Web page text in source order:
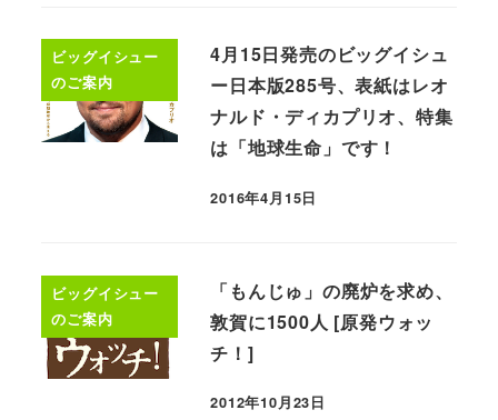
ビッグイシュー
のご案内
4月15日発売のビッグイシュ
ー日本版285号、表紙はレオ
ナルド・ディカプリオ、特集
は「地球生命」です！
2016年4月15日
ビッグイシュー
のご案内
「もんじゅ」の廃炉を求め、
敦賀に1500人 [原発ウォッ
チ！]
2012年10月23日